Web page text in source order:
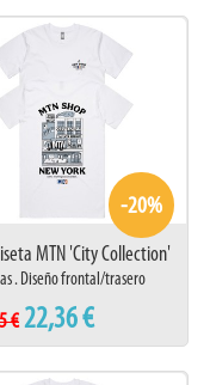
apasionado del estilo
para ti. Porque no importa
-20%
MTN 'City Collection'
. Diseño frontal/trasero
€22,36 €